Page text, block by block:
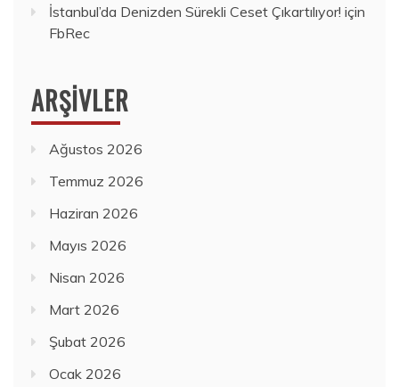
İstanbul’da Denizden Sürekli Ceset Çıkartılıyor! için
FbRec
ARŞIVLER
Ağustos 2026
Temmuz 2026
Haziran 2026
Mayıs 2026
Nisan 2026
Mart 2026
Şubat 2026
Ocak 2026